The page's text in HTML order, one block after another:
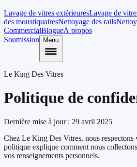
Lavage de vitres extérieuresLavage de
des moustiquairesNettoyage des rails
CommercialBlogueÀ propos
Soumission
Menu
Le King Des Vitres
Politique de
Dernière mise à jour : 29 avril 2025
Chez Le King Des Vitres, nous respectons
politique explique comment nous
vos renseignements personnels.